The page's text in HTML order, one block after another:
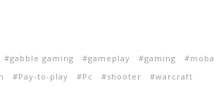
gabble gaming gameplay gaming moba
Pay-to-play Pc shooter warcraft